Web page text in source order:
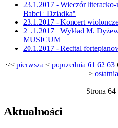
23.1.2017 - Wieczór
Babci i Dziadka"
23.1.2017 - Koncert
21.1.2017 - Wykład M.
MUSICUM
20.1.2017 - Recital
<< pierwsza < poprzednia 61 62 63
> ostatnia
Strona 64
Aktualności